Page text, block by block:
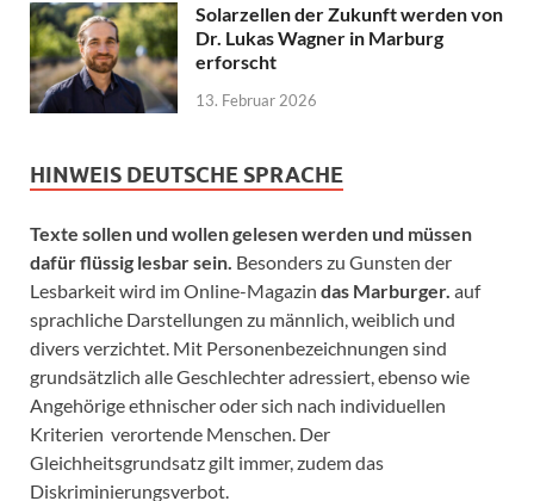
Solarzellen der Zukunft werden von
Dr. Lukas Wagner in Marburg
erforscht
13. Februar 2026
HINWEIS DEUTSCHE SPRACHE
Texte sollen und wollen gelesen werden und müssen
dafür flüssig lesbar sein. Besonders zu Gunsten der
Lesbarkeit wird im Online-Magazin das Marburger. auf
sprachliche Darstellungen zu männlich, weiblich und
divers verzichtet. Mit Personenbezeichnungen sind
grundsätzlich alle Geschlechter adressiert, ebenso wie
Angehörige ethnischer oder sich nach individuellen
Kriterien verortende Menschen. Der
Gleichheitsgrundsatz gilt immer, zudem das
Diskriminierungsverbot.